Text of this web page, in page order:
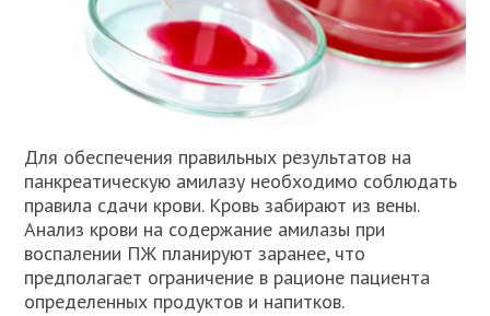
Для обеспечения правильных результатов на
панкреатическую амилазу необходимо соблюдать
правила сдачи крови. Кровь забирают из вены.
Анализ крови на содержание амилазы при
воспалении ПЖ планируют заранее, что
предполагает ограничение в рационе пациента
определенных продуктов и напитков.